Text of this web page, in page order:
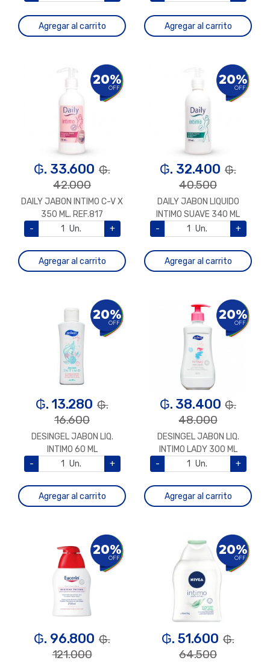
Agregar al carrito Agregar al carrito
20%
OFF
₲. 33.600 ₲.
42.000
DAILY JABON INTIMO C-V X
350 ML. REF.817
-
Un. +
Agregar al carrito
20%
OFF
₲. 32.400 ₲.
40.500
DAILY JABON LIQUIDO
INTIMO SUAVE 340 ML
-
Un. +
Agregar al carrito
20%
OFF
₲. 13.280 ₲.
16.600
DESINGEL JABON LIQ.
INTIMO 60 ML
-
Un. +
Agregar al carrito
20%
OFF
₲. 38.400 ₲.
48.000
DESINGEL JABON LIQ.
INTIMO LADY 300 ML
-
Un. +
Agregar al carrito
20%
OFF
₲. 96.800 ₲.
121.000
20%
OFF
₲. 51.600 ₲.
64.500